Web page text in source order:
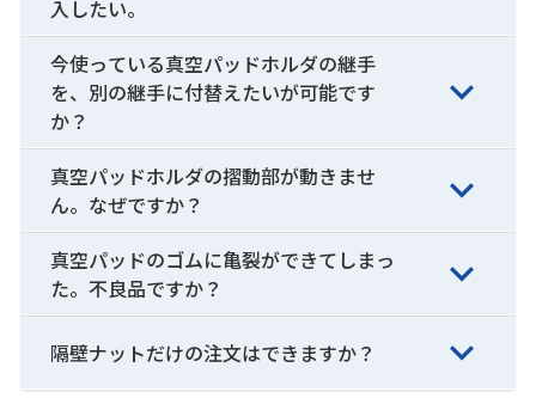
入したい。
今使っている真空パッドホルダの継手
を、別の継手に付替えたいが可能です
か？
真空パッドホルダの摺動部が動きませ
ん。なぜですか？
真空パッドのゴムに亀裂ができてしまっ
た。不良品ですか？
隔壁ナットだけの注文はできますか？